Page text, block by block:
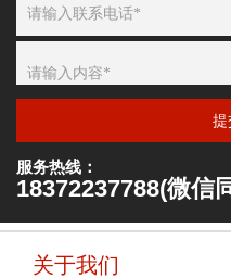
提
服务热线：
18372237788(微信
关于我们